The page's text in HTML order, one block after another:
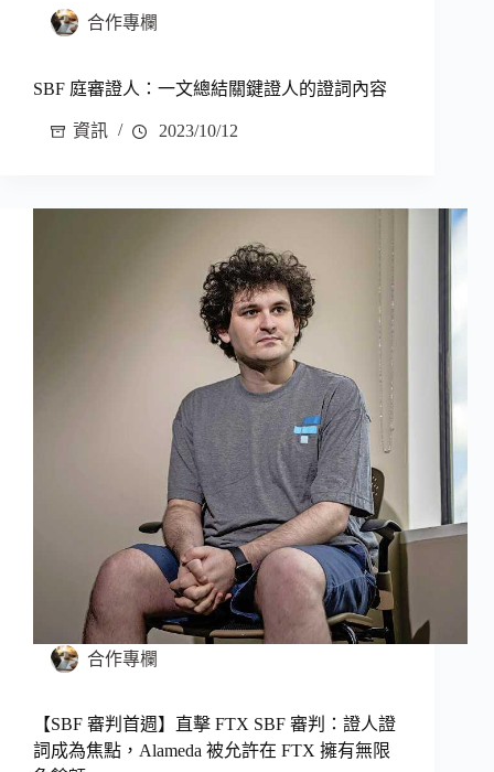
合作專欄
SBF 庭審證人：一文總結關鍵證人的證詞內容
資訊 2023/10/12
合作專欄
【SBF 審判首週】直擊 FTX SBF 審判：證人證
詞成為焦點，Alameda 被允許在 FTX 擁有無限